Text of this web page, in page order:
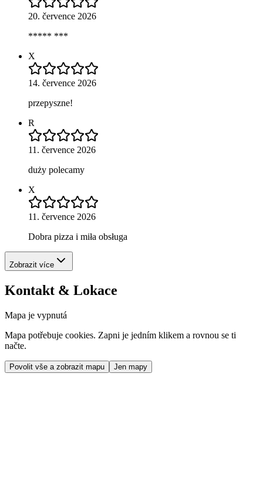
20. července 2026
***** ***
X
14. července 2026
przepyszne!
R
11. července 2026
duży polecamy
X
11. července 2026
Dobra pizza i miła obsługa
Zobrazit více
Kontakt & Lokace
Mapa je vypnutá
Mapa potřebuje cookies. Zapni je jedním klikem a rovnou se ti
načte.
Povolit vše a zobrazit mapu Jen mapy